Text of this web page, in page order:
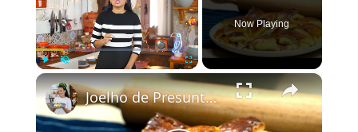
Play Unmute
Now Playing
×
Joelho de Presunto e Queijo: Receita de Enroladinho Fofinho